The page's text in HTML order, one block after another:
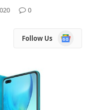
0
Follow Us
Google
News